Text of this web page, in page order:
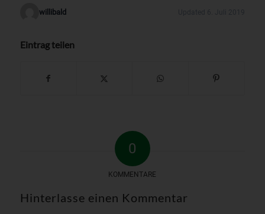
willibald
Eintrag teilen
0
KOMMENTARE
Hinterlasse einen Kommentar